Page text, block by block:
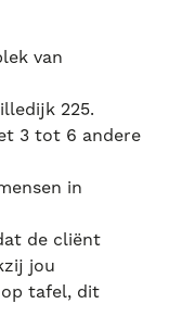
van
225.
3 tot 6 andere
in
de cliënt
jou
op tafel, dit